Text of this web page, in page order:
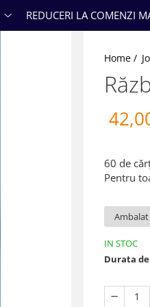
REDUCERI LA COMENZI
Home /
60 de
Pentru
IN STOC
Durata